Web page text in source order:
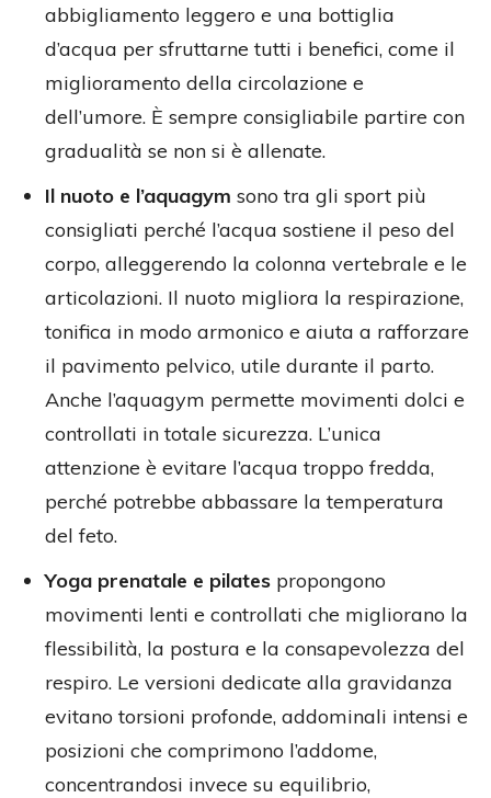
abbigliamento leggero e una bottiglia
d’acqua per sfruttarne tutti i benefici, come il
miglioramento della circolazione e
dell’umore. È sempre consigliabile partire con
gradualità se non si è allenate.
Il nuoto e l’aquagym sono tra gli sport più
consigliati perché l’acqua sostiene il peso del
corpo, alleggerendo la colonna vertebrale e le
articolazioni. Il nuoto migliora la respirazione,
tonifica in modo armonico e aiuta a rafforzare
il pavimento pelvico, utile durante il parto.
Anche l’aquagym permette movimenti dolci e
controllati in totale sicurezza. L’unica
attenzione è evitare l’acqua troppo fredda,
perché potrebbe abbassare la temperatura
del feto.
Yoga prenatale e pilates propongono
movimenti lenti e controllati che migliorano la
flessibilità, la postura e la consapevolezza del
respiro. Le versioni dedicate alla gravidanza
evitano torsioni profonde, addominali intensi e
posizioni che comprimono l’addome,
concentrandosi invece su equilibrio,